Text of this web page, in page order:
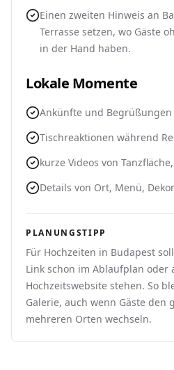
Einen zweiten Hinweis an
Terrasse setzen, wo Gäste
in der Hand haben.
Lokale Momente
Ankünfte und
Tischreaktionen während
kurze Videos von
Details von Ort, Menü,
PLANUNGSTIPP
Für Hochzeiten in Budapest
Link schon im Ablaufplan oder
Hochzeitswebsite stehen. So
Galerie, auch wenn Gäste den
mehreren Orten wechseln.